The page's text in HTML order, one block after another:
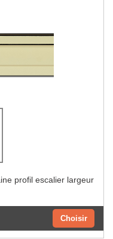
profil escalier largeur
Choisir